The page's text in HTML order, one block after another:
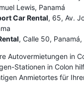
Lewis, Panamá
Car Rental, 65, Av.
, Calle 50, Panamá,
Autovermietungen in
Stationen in Colon
Anmietortes für